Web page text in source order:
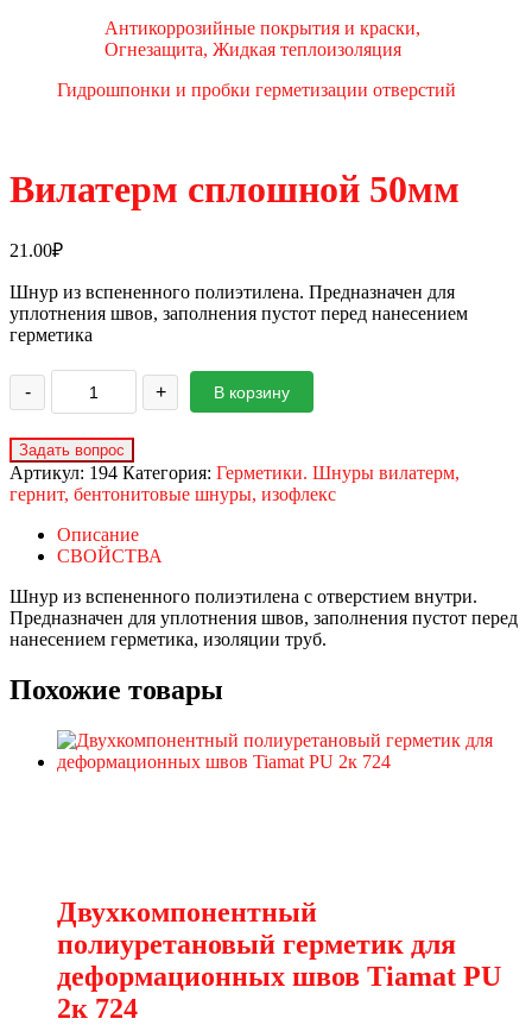
Антикоррозийные покрытия и краски,
Огнезащита, Жидкая теплоизоляция
Гидрошпонки и пробки герметизации отверстий
Вилатерм сплошной 50мм
21.00₽
Шнур из вспененного полиэтилена. Предназначен для
уплотнения швов, заполнения пустот перед нанесением
герметика
- + В корзину
Артикул: 194 Категория: Герметики. Шнуры вилатерм,
гернит, бентонитовые шнуры, изофлекс
Описание
СВОЙСТВА
Шнур из вспененного полиэтилена с отверстием внутри.
Предназначен для уплотнения швов, заполнения пустот перед
нанесением герметика, изоляции труб.
Похожие товары
Двухкомпонентный
полиуретановый герметик для
деформационных швов Tiamat PU
2к 724